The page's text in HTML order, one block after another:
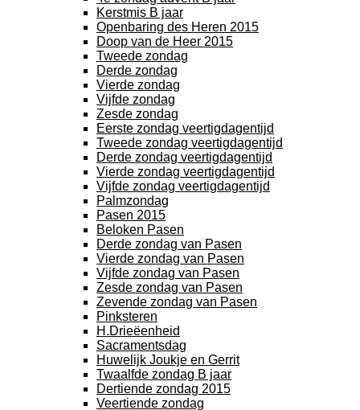
Kerstmis B jaar
Openbaring des Heren 2015
Doop van de Heer 2015
Tweede zondag
Derde zondag
Vierde zondag
Vijfde zondag
Zesde zondag
Eerste zondag veertigdagentijd
Tweede zondag veertigdagentijd
Derde zondag veertigdagentijd
Vierde zondag veertigdagentijd
Vijfde zondag veertigdagentijd
Palmzondag
Pasen 2015
Beloken Pasen
Derde zondag van Pasen
Vierde zondag van Pasen
Vijfde zondag van Pasen
Zesde zondag van Pasen
Zevende zondag van Pasen
Pinksteren
H.Drieëenheid
Sacramentsdag
Huwelijk Joukje en Gerrit
Twaalfde zondag B jaar
Dertiende zondag 2015
Veertiende zondag